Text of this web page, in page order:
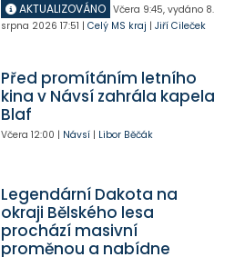
AKTUALIZOVÁNO Včera 9:45, vydáno 8.
srpna 2026 17:51 | Celý MS kraj | Jiří Cileček
Před promítáním letního
kina v Návsí zahrála kapela
Blaf
Včera 12:00 | Návsí| Libor Běčák
Legendární Dakota na
okraji Bělského lesa
prochází masivní
proměnou a nabídne